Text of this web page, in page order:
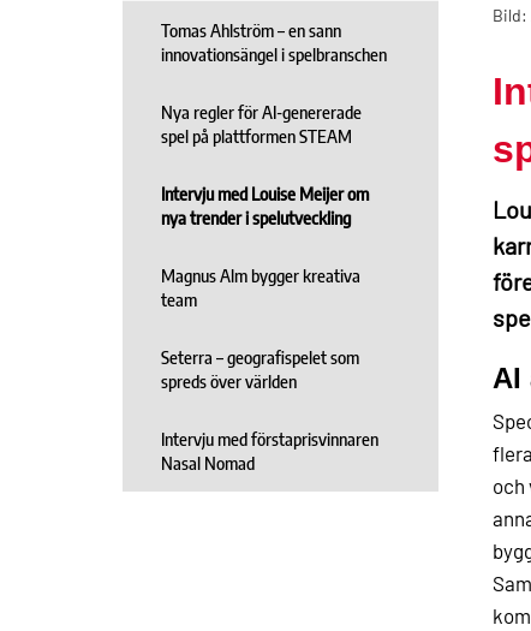
Tomas Ahlström – en sann
innovationsängel i spelbranschen
Nya regler för AI-genererade
spel på plattformen STEAM
Intervju med Louise Meijer om
nya trender i spelutveckling
Magnus Alm bygger kreativa
team
Seterra – geografispelet som
spreds över världen
Intervju med förstaprisvinnaren
Nasal Nomad
Bild:
AI
och